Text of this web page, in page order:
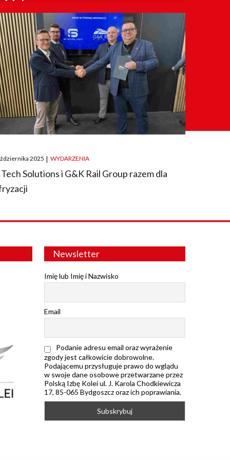
2025 | WYDARZENIA
Tech Solutions i G&K Rail Group razem dla
Newsletter
Imię lub Imię i Nazwisko
Email
Podanie adresu email oraz wyrażenie
zgody jest całkowicie dobrowolne.
Podającemu przysługuje prawo do wglądu
w swoje dane osobowe przetwarzane przez
Polską Izbę Kolei ul. J. Karola Chodkiewicza
17, 85-065 Bydgoszcz oraz ich poprawiania.